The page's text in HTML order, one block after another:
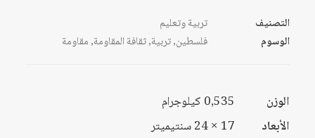
التصنيف
تربية وتعليم
الوسوم
فلسطين,تربية,ثقافة المقاومة,مقاومة
الوزن
0,535 كيلوجرام
الأبعاد
17 × 24 سنتيميتر